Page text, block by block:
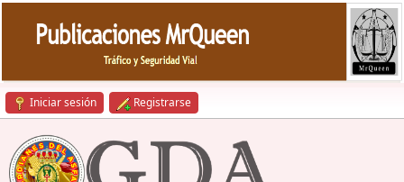
Iniciar sesión Registrarse